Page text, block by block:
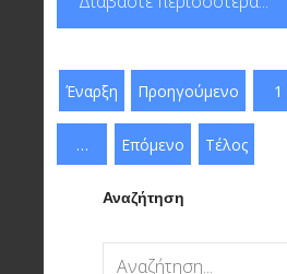
Έναρξη Προηγούμενο 1
… Επόμενο Τέλος
Αναζήτηση